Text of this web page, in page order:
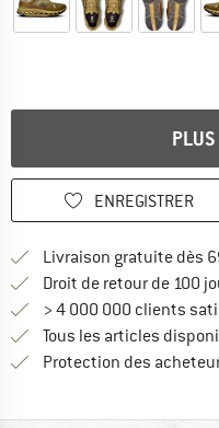
ENREGISTRER
Livraison gratuite dès
Droit de retour de 100
> 4 000 000 clients
Tous les articles
Protection des